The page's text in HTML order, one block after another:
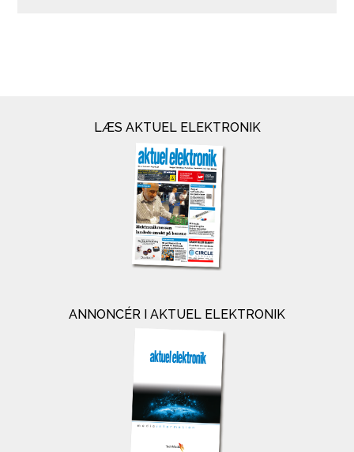
LÆS AKTUEL ELEKTRONIK
ANNONCÉR I AKTUEL ELEKTRONIK